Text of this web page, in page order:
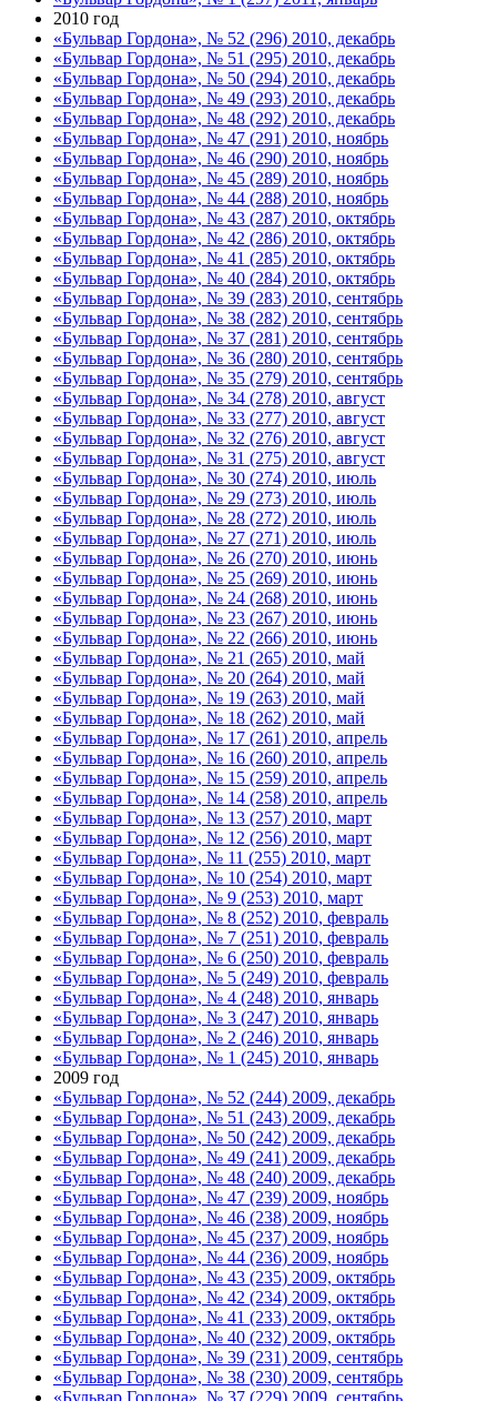
2010 год
«Бульвар Гордона», № 52 (296) 2010, декабрь
«Бульвар Гордона», № 51 (295) 2010, декабрь
«Бульвар Гордона», № 50 (294) 2010, декабрь
«Бульвар Гордона», № 49 (293) 2010, декабрь
«Бульвар Гордона», № 48 (292) 2010, декабрь
«Бульвар Гордона», № 47 (291) 2010, ноябрь
«Бульвар Гордона», № 46 (290) 2010, ноябрь
«Бульвар Гордона», № 45 (289) 2010, ноябрь
«Бульвар Гордона», № 44 (288) 2010, ноябрь
«Бульвар Гордона», № 43 (287) 2010, октябрь
«Бульвар Гордона», № 42 (286) 2010, октябрь
«Бульвар Гордона», № 41 (285) 2010, октябрь
«Бульвар Гордона», № 40 (284) 2010, октябрь
«Бульвар Гордона», № 39 (283) 2010, сентябрь
«Бульвар Гордона», № 38 (282) 2010, сентябрь
«Бульвар Гордона», № 37 (281) 2010, сентябрь
«Бульвар Гордона», № 36 (280) 2010, сентябрь
«Бульвар Гордона», № 35 (279) 2010, сентябрь
«Бульвар Гордона», № 34 (278) 2010, август
«Бульвар Гордона», № 33 (277) 2010, август
«Бульвар Гордона», № 32 (276) 2010, август
«Бульвар Гордона», № 31 (275) 2010, август
«Бульвар Гордона», № 30 (274) 2010, июль
«Бульвар Гордона», № 29 (273) 2010, июль
«Бульвар Гордона», № 28 (272) 2010, июль
«Бульвар Гордона», № 27 (271) 2010, июль
«Бульвар Гордона», № 26 (270) 2010, июнь
«Бульвар Гордона», № 25 (269) 2010, июнь
«Бульвар Гордона», № 24 (268) 2010, июнь
«Бульвар Гордона», № 23 (267) 2010, июнь
«Бульвар Гордона», № 22 (266) 2010, июнь
«Бульвар Гордона», № 21 (265) 2010, май
«Бульвар Гордона», № 20 (264) 2010, май
«Бульвар Гордона», № 19 (263) 2010, май
«Бульвар Гордона», № 18 (262) 2010, май
«Бульвар Гордона», № 17 (261) 2010, апрель
«Бульвар Гордона», № 16 (260) 2010, апрель
«Бульвар Гордона», № 15 (259) 2010, апрель
«Бульвар Гордона», № 14 (258) 2010, апрель
«Бульвар Гордона», № 13 (257) 2010, март
«Бульвар Гордона», № 12 (256) 2010, март
«Бульвар Гордона», № 11 (255) 2010, март
«Бульвар Гордона», № 10 (254) 2010, март
«Бульвар Гордона», № 9 (253) 2010, март
«Бульвар Гордона», № 8 (252) 2010, февраль
«Бульвар Гордона», № 7 (251) 2010, февраль
«Бульвар Гордона», № 6 (250) 2010, февраль
«Бульвар Гордона», № 5 (249) 2010, февраль
«Бульвар Гордона», № 4 (248) 2010, январь
«Бульвар Гордона», № 3 (247) 2010, январь
«Бульвар Гордона», № 2 (246) 2010, январь
«Бульвар Гордона», № 1 (245) 2010, январь
2009 год
«Бульвар Гордона», № 52 (244) 2009, декабрь
«Бульвар Гордона», № 51 (243) 2009, декабрь
«Бульвар Гордона», № 50 (242) 2009, декабрь
«Бульвар Гордона», № 49 (241) 2009, декабрь
«Бульвар Гордона», № 48 (240) 2009, декабрь
«Бульвар Гордона», № 47 (239) 2009, ноябрь
«Бульвар Гордона», № 46 (238) 2009, ноябрь
«Бульвар Гордона», № 45 (237) 2009, ноябрь
«Бульвар Гордона», № 44 (236) 2009, ноябрь
«Бульвар Гордона», № 43 (235) 2009, октябрь
«Бульвар Гордона», № 42 (234) 2009, октябрь
«Бульвар Гордона», № 41 (233) 2009, октябрь
«Бульвар Гордона», № 40 (232) 2009, октябрь
«Бульвар Гордона», № 39 (231) 2009, сентябрь
«Бульвар Гордона», № 38 (230) 2009, сентябрь
«Бульвар Гордона», № 37 (229) 2009, сентябрь